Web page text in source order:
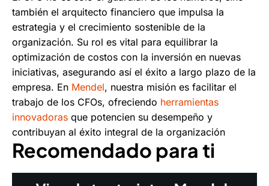
también el arquitecto financiero que impulsa la
estrategia y el crecimiento sostenible de la
organización. Su rol es vital para equilibrar la
optimización de costos con la inversión en nuevas
iniciativas, asegurando así el éxito a largo plazo de la
empresa. En Mendel, nuestra misión es facilitar el
trabajo de los CFOs, ofreciendo herramientas
innovadoras que potencien su desempeño y
contribuyan al éxito integral de la organización
Recomendado para ti